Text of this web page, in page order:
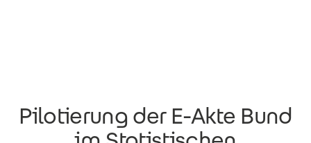
Pilotierung der E-Akte Bund